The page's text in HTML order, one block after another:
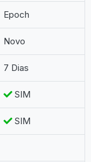
Epoch
Novo
7 Dias
SIM
SIM